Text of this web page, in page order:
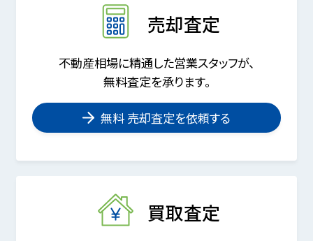
売却査定
不動産相場に精通した営業スタッフが、
無料査定を承ります。
無料 売却査定を依頼する
買取査定